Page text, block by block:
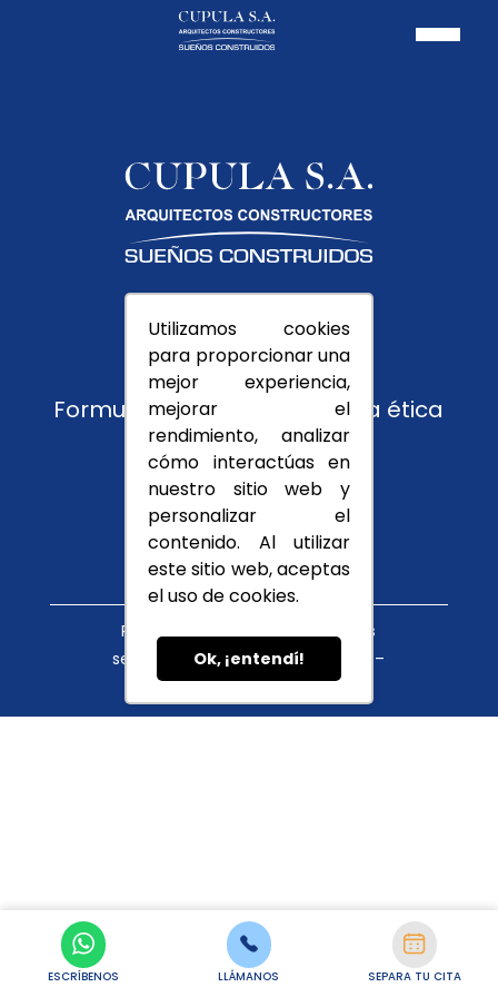
Utilizamos cookies
para proporcionar una
mejor experiencia,
mejorar el
rendimiento, analizar
cómo interactúas en
nuestro sitio web y
personalizar el
contenido. Al utilizar
este sitio web, aceptas
el uso de cookies.
Ok, ¡entendí!
ESCRÍBENOS LLÁMANOS SEPARA TU CITA
Usuarios
Trabaja con nosotros
Formulario de reporte y línea ética
Montevedra
Conócenos
Blog
Política de tratamiento de datos
servicioalcliente@cupula.com.co –
habeasdata@cupula.com.co